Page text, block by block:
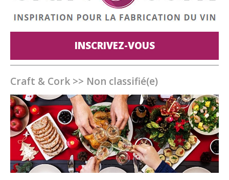
INSCRIVEZ-VOUS
Craft & Cork >> Non classifié(e)